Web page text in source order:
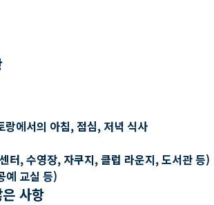
랑에서의 아침, 점심, 저녁 식사
터, 수영장, 자쿠지, 클럽 라운지, 도서관 등)
예 교실 등)
사항